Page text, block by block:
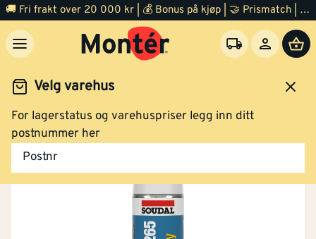
🚚 Fri frakt over 20 000 kr | 💰 Bonus på kjøp | 🤝 Prismatch | ⭐ 100% fornøyd garanti | 🏪 140 byggevarehus
Velg varehus
For lagerstatus og varehuspriser legg inn ditt
postnummer her
Postnr
Maling Lim, fug og tape